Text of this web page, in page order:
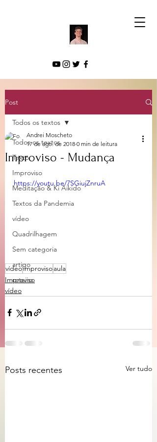
Post
Todos os textos
Texto
Improviso
Meditação & Ki Aikido
Textos da Pandemia
vídeo
Quadrilhagem
Sem categoria
artigo
roteiro
Todos os textos
Improviso - Mudança
Andrei Moscheto
17 de ago. de 2018 0 min de leitura
https://youtu.be/7SGiujZnruA
vídeoimprovisoaula
Improviso
vídeo
Posts recentes Ver tudo